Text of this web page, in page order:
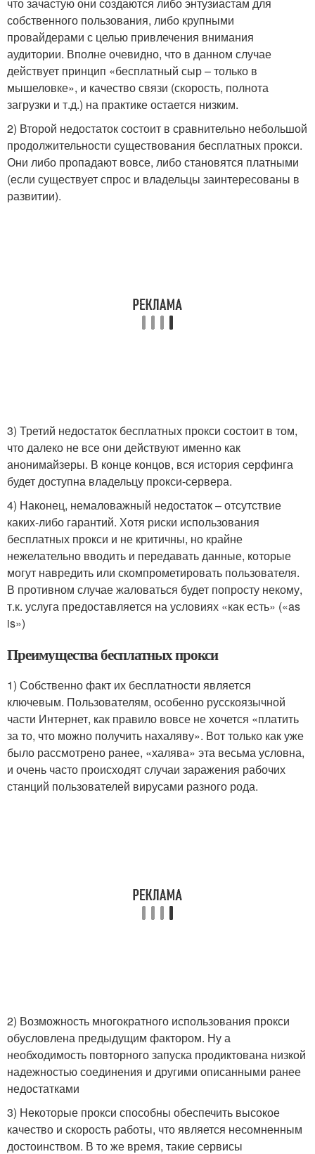
собственного пользования, либо крупными
провайдерами с целью привлечения внимания
аудитории. Вполне очевидно, что в данном случае
действует принцип «бесплатный сыр – только в
мышеловке», и качество связи (скорость, полнота
загрузки и т.д.) на практике остается низким.
2) Второй недостаток состоит в сравнительно небольшой
продолжительности существования бесплатных прокси.
Они либо пропадают вовсе, либо становятся платными
(если существует спрос и владельцы заинтересованы в
развитии).
3) Третий недостаток бесплатных прокси состоит в том,
что далеко не все они действуют именно как
анонимайзеры. В конце концов, вся история серфинга
будет доступна владельцу прокси-сервера.
4) Наконец, немаловажный недостаток – отсутствие
каких-либо гарантий. Хотя риски использования
бесплатных прокси и не критичны, но крайне
нежелательно вводить и передавать данные, которые
могут навредить или скомпрометировать пользователя.
В противном случае жаловаться будет попросту некому,
т.к. услуга предоставляется на условиях «как есть» («as
is»)
Преимущества бесплатных прокси
1) Собственно факт их бесплатности является
ключевым. Пользователям, особенно русскоязычной
части Интернет, как правило вовсе не хочется «платить
за то, что можно получить нахаляву». Вот только как уже
было рассмотрено ранее, «халява» эта весьма условна,
и очень часто происходят случаи заражения рабочих
станций пользователей вирусами разного рода.
2) Возможность многократного использования прокси
обусловлена предыдущим фактором. Ну а
необходимость повторного запуска продиктована низкой
надежностью соединения и другими описанными ранее
недостатками
3) Некоторые прокси способны обеспечить высокое
качество и скорость работы, что является несомненным
достоинством. В то же время, такие сервисы